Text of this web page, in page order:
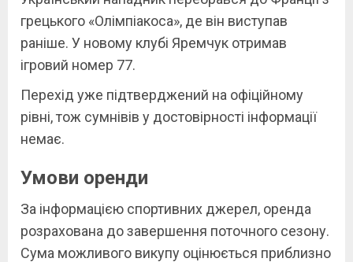
грецького «Олімпіакоса», де він виступав
раніше. У новому клубі Яремчук отримав
ігровий номер 77.
Перехід уже підтверджений на офіційному
рівні, тож сумнівів у достовірності інформації
немає.
Умови оренди
За інформацією спортивних джерел, оренда
розрахована до завершення поточного сезону.
Сума можливого викупу оцінюється приблизно